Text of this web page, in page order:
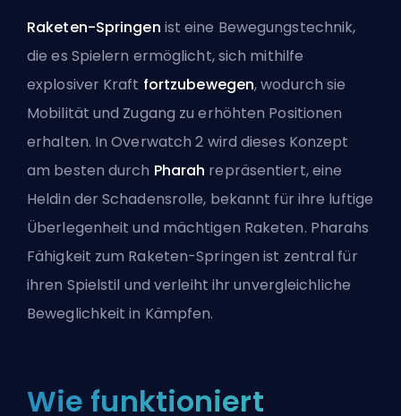
Raketen-Springen ist eine Bewegungstechnik,
die es Spielern ermöglicht, sich mithilfe
explosiver Kraft fortzubewegen, wodurch sie
Mobilität und Zugang zu erhöhten Positionen
erhalten. In Overwatch 2 wird dieses Konzept
am besten durch Pharah repräsentiert, eine
Heldin der Schadensrolle, bekannt für ihre luftige
Überlegenheit und mächtigen Raketen. Pharahs
Fähigkeit zum Raketen-Springen ist zentral für
ihren Spielstil und verleiht ihr unvergleichliche
Beweglichkeit in Kämpfen.
Wie funktioniert